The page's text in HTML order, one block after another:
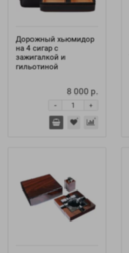
Дорожный хьюмидор
на 4 сигар с
зажигалкой и
гильотиной
8 000 р.
+
-